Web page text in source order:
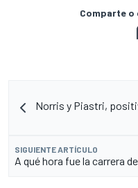
Comparte
Norris y Piastri,
SIGUIENTE ARTÍCULO
A qué hora fue la carrera